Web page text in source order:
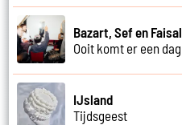
Bazart, Sef en Faisal
Ooit komt er een dag
IJsland
Tijdsgeest